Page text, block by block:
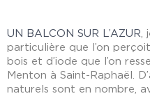
UN BALCON SUR L’AZUR
particulière que l’on
bois et d’iode que l’on
Menton à Saint-Raphaël.
naturels sont en nombre,